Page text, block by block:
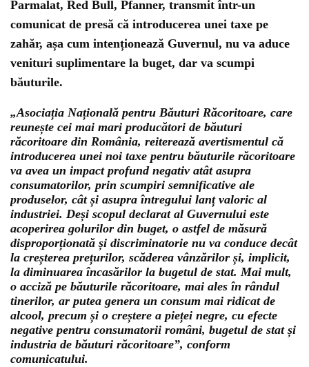
Parmalat, Red Bull, Pfanner, transmit într-un
comunicat de presă că introducerea unei taxe pe
zahăr, așa cum intenționează Guvernul, nu va aduce
venituri suplimentare la buget, dar va scumpi
băuturile.
„Asociația Națională pentru Băuturi Răcoritoare, care
reunește cei mai mari producători de băuturi
răcoritoare din România, reiterează avertismentul că
introducerea unei noi taxe pentru băuturile răcoritoare
va avea un impact profund negativ atât asupra
consumatorilor, prin scumpiri semnificative ale
produselor, cât și asupra întregului lanț valoric al
industriei. Deși scopul declarat al Guvernului este
acoperirea golurilor din buget, o astfel de măsură
disproporționată și discriminatorie nu va conduce decât
la creșterea prețurilor, scăderea vânzărilor și, implicit,
la diminuarea încasărilor la bugetul de stat. Mai mult,
o acciză pe băuturile răcoritoare, mai ales în rândul
tinerilor, ar putea genera un consum mai ridicat de
alcool, precum și o creștere a pieței negre, cu efecte
negative pentru consumatorii români, bugetul de stat și
industria de băuturi răcoritoare”, conform
comunicatului.